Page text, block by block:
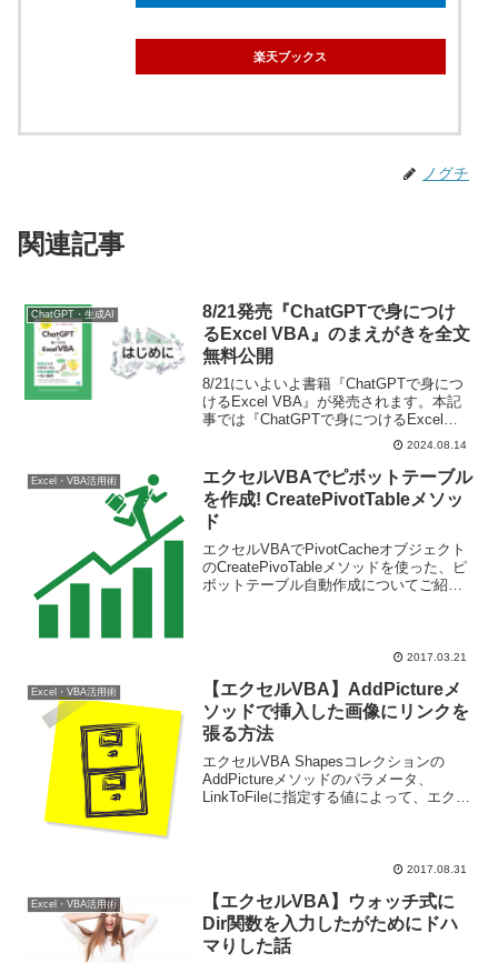
楽天ブックス
ノグチ
関連記事
ChatGPT・生成AI
8/21発売『ChatGPTで身につけ
るExcel VBA』のまえがきを全文
無料公開
8/21にいよいよ書籍『ChatGPTで身につ
けるExcel VBA』が発売されます。本記
事では『ChatGPTで身につけるExcel
VBA』のまえがき全文を掲載させていた
2024.08.14
Excel・VBA活用術
エクセルVBAでピボットテーブル
を作成! CreatePivotTableメソッ
ド
エクセルVBAでPivotCacheオブジェクト
のCreatePivoTableメソッドを使った、ピ
ボットテーブル自動作成についてご紹介
全自動化することもできますよ。2017.03.21
Excel・VBA活用術
【エクセルVBA】AddPictureメ
ソッドで挿入した画像にリンクを
張る方法
エクセルVBA Shapesコレクションの
AddPictureメソッドのパラメータ、
LinkToFileに指定する値によって、エクセ
が変わることがあるかどうかでパラメー
2017.08.31
Excel・VBA活用術
【エクセルVBA】ウォッチ式に
Dir関数を入力したがためにドハ
マりした話